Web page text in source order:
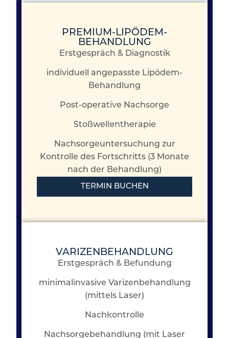
PREMIUM-LIPÖDEM-
BEHANDLUNG
Erstgespräch & Diagnostik
individuell angepasste Lipödem-
Behandlung
Post-operative Nachsorge
Stoßwellentherapie
Nachsorgeuntersuchung zur
Kontrolle des Fortschritts (3 Monate
nach der Behandlung)
TERMIN BUCHEN
VARIZENBEHANDLUNG
Erstgespräch & Befundung
minimalinvasive Varizenbehandlung
(mittels Laser)
Nachkontrolle
Nachsorgebehandlung (mit Laser